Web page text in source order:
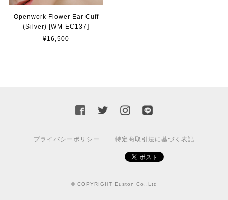
Openwork Flower Ear Cuff
(Silver) [WM-EC137]
¥16,500
プライバシーポリシー 特定商取引法に基づく表記
© COPYRIGHT Euston Co.,Ltd